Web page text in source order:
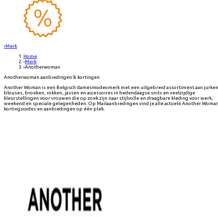
‹Merk
Home
›Merk
›Anotherwoman
Anotherwoman aanbiedingen & kortingen
Another Woman is een Belgisch damesmodeomerk met een uitgebreid assortiment aan
blouses, broeken, rokken, jassen en accessoires in hedendaagse snits en veelzijdige
kleurstellingen voor vrouwen die op zoek zijn naar stijlvolle en draagbare kleding voor werk,
weekend en speciale gelegenheden. Op Mailaanbiedingen vind je alle actuele Another
kortingscodes en aanbiedingen op één plek.